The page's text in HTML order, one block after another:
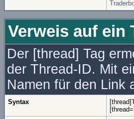
Verweis auf ein
Der [thread] Tag
der Thread-ID. Mit
Namen für den Link
Syntax [thread]
[thread=